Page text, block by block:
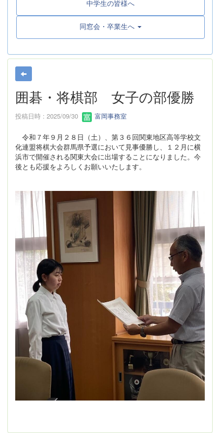
中学生の皆様へ
同窓会・卒業生へ
囲碁・将棋部 女子の部優勝
投稿日時 : 2025/09/30 富岡事務室
令和７年９月２８日（土）、第３６回関東地区高等学校文
化連盟将棋大会群馬県予選において見事優勝し、１２月に横
浜市で開催される関東大会に出場することになりました。今
後とも応援をよろしくお願いいたします。